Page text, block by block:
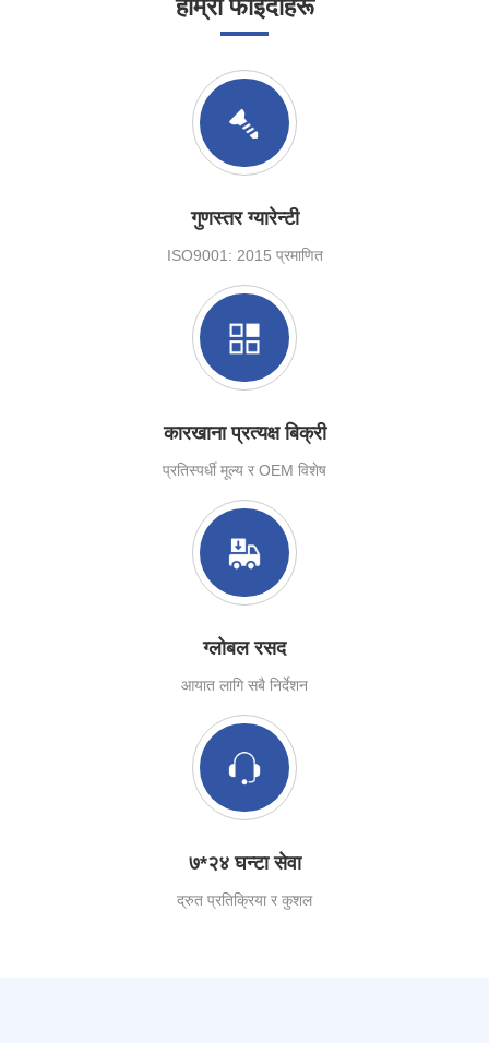
हाम्रा फाइदाहरू
गुणस्तर ग्यारेन्टी
ISO9001: 2015 प्रमाणित
कारखाना प्रत्यक्ष बिक्री
प्रतिस्पर्धी मूल्य र OEM विशेष
ग्लोबल रसद
आयात लागि सबै निर्देशन
७*२४ घन्टा सेवा
द्रुत प्रतिक्रिया र कुशल